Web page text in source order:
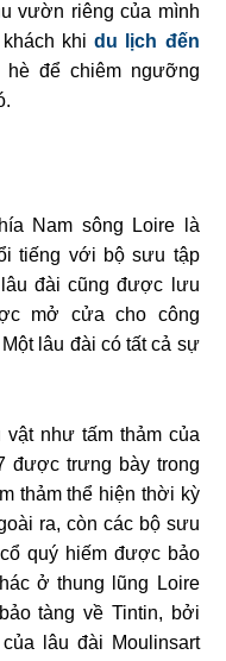
vườn riêng của mình
khách khidu lịch đến
để chiêm ngưỡng
Nam sông Loire là
tiếng với bộ sưu tập
đài cũng được lưu
mở cửa cho công
lâu đài có tất cả sự
như tấm thảm của
được trưng bày trong
thảm thể hiện thời kỳ
ra, còn các bộ sưu
quý hiếm được bảo
ở thung lũng Loire
tàng về Tintin, bởi
lâu đài Moulinsart